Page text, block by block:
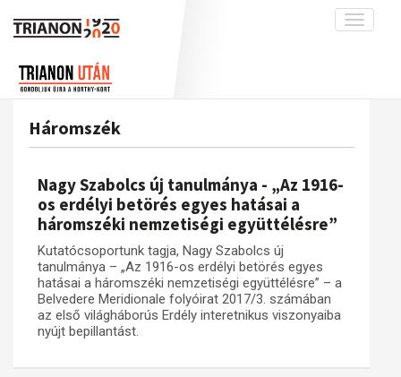
Toggle
A békerendszer megszilárdulása
Utókor és emlékezet
Galéria
Adatbázis
Emlékművek (feltöltés alatt)
Menekültek
Visszhang
Publikációk
Kapcsolat
Dokumentumok
Háromszék
Nagy Szabolcs új tanulmánya - „Az 1916-
os erdélyi betörés egyes hatásai a
háromszéki nemzetiségi együttélésre”
Kutatócsoportunk tagja, Nagy Szabolcs új
tanulmánya – „Az 1916-os erdélyi betörés egyes
hatásai a háromszéki nemzetiségi együttélésre” – a
Belvedere Meridionale folyóirat 2017/3. számában
az első világháborús Erdély interetnikus viszonyaiba
nyújt bepillantást.